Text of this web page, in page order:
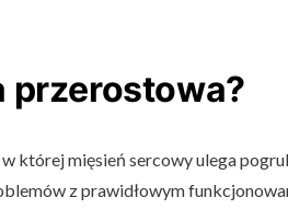
przerostowa?
której mięsień sercowy ulega
z prawidłowym